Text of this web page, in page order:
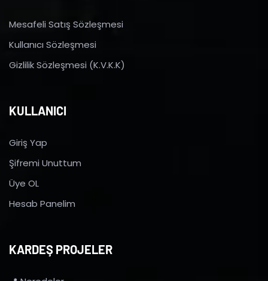
Mesafeli Satış Sözleşmesi
Kullanıcı Sözleşmesi
Gizlilik Sözleşmesi (K.V.K.K)
KULLANICI
Giriş Yap
Şifremi Unuttum
Üye OL
Hesab Panelim
KARDEŞ PROJELER